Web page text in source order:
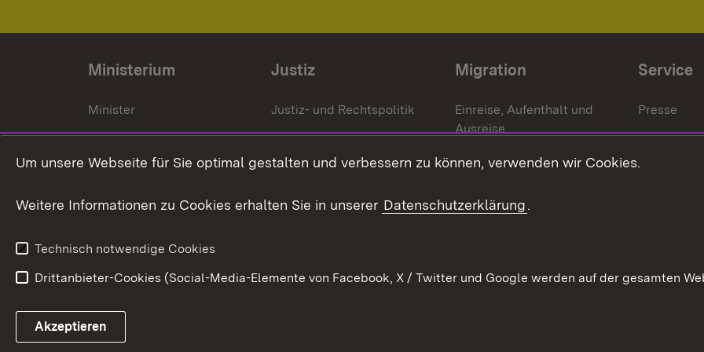
Ministerium
Minister
Staatssekrektär
Ministerialdirektorin
Organigramm
Justiz
Justiz- und Rechtspolitik
Gerichte und
Staatsanwaltschaften
Migration
Einreise, Aufenthalt und
Ausreise
Asylbewerber und
Erlasse und
Service
Presse
Link zum Landesportal
Um unsere Webseite für Sie optimal gestalten und verbessern zu können, verwenden wir Cookies.
Weitere Informationen zu Cookies erhalten Sie in unserer Datenschutzerklärung.
Technisch notwendige Cookies
Drittanbieter-Cookies (Social-Media-Elemente von Facebook, X / Twitter und Google werden auf der gesamten
Akzeptieren